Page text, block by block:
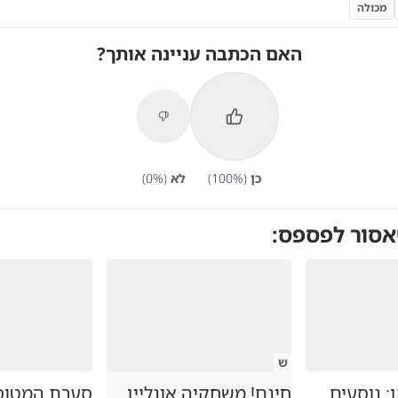
מכולה
האם הכתבה עניינה אותך?
כן (
100%) לא (
0%)
לפספס:
נוסעים
ש
חינם! משחקיה אונליין
סערת